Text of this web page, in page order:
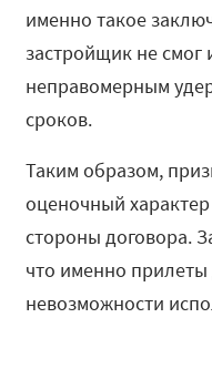
именно такое
застройщик не смог
неправомерным
сроков.
Таким образом,
оценочный
стороны договора.
что именно
невозможности